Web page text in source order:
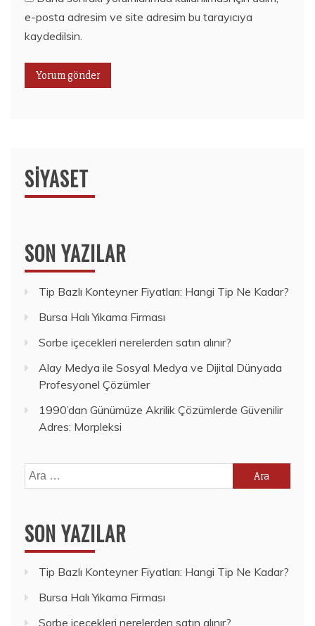
e-posta adresim ve site adresim bu tarayıcıya
kaydedilsin.
SIYASET
SON YAZILAR
Tip Bazlı Konteyner Fiyatları: Hangi Tip Ne Kadar?
Bursa Halı Yıkama Firması
Sorbe içecekleri nerelerden satın alınır?
Alay Medya ile Sosyal Medya ve Dijital Dünyada
Profesyonel Çözümler
1990’dan Günümüze Akrilik Çözümlerde Güvenilir
Adres: Morpleksi
Arama:
SON YAZILAR
Tip Bazlı Konteyner Fiyatları: Hangi Tip Ne Kadar?
Bursa Halı Yıkama Firması
Sorbe içecekleri nerelerden satın alınır?